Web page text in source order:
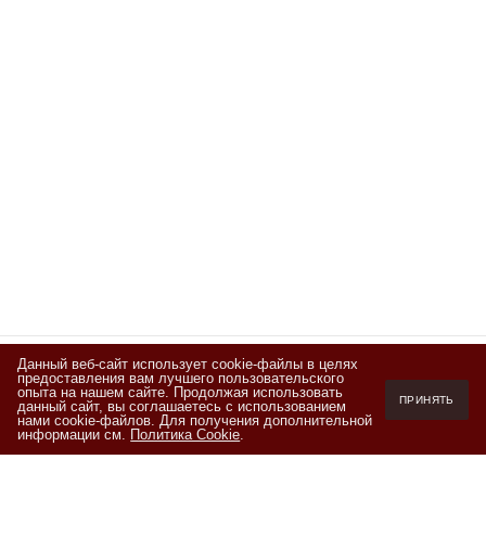
Подписывайтесь
на новости и акции
Данный веб-сайт использует cookie-файлы в целях
предоставления вам лучшего пользовательского
опыта на нашем сайте. Продолжая использовать
данный сайт, вы соглашаетесь с использованием
нами cookie-файлов. Для получения дополнительной
информации см. Политика Cookie.
ПРИНЯТЬ